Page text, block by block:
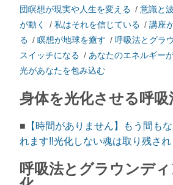
団瞑想が現実や人生を変える / 意識と
が動く
/ 私はそれを信じている / 講座
る / 瞑想が地球を癒す / 呼吸法とグラ
スイッチになる / あなたのエネルギー
光があなたを包み込む
身体を光化させる呼吸
■ 【時間がありません】もう間も
れます‼光化しない魂は取り残され
呼吸法とグラウンデ